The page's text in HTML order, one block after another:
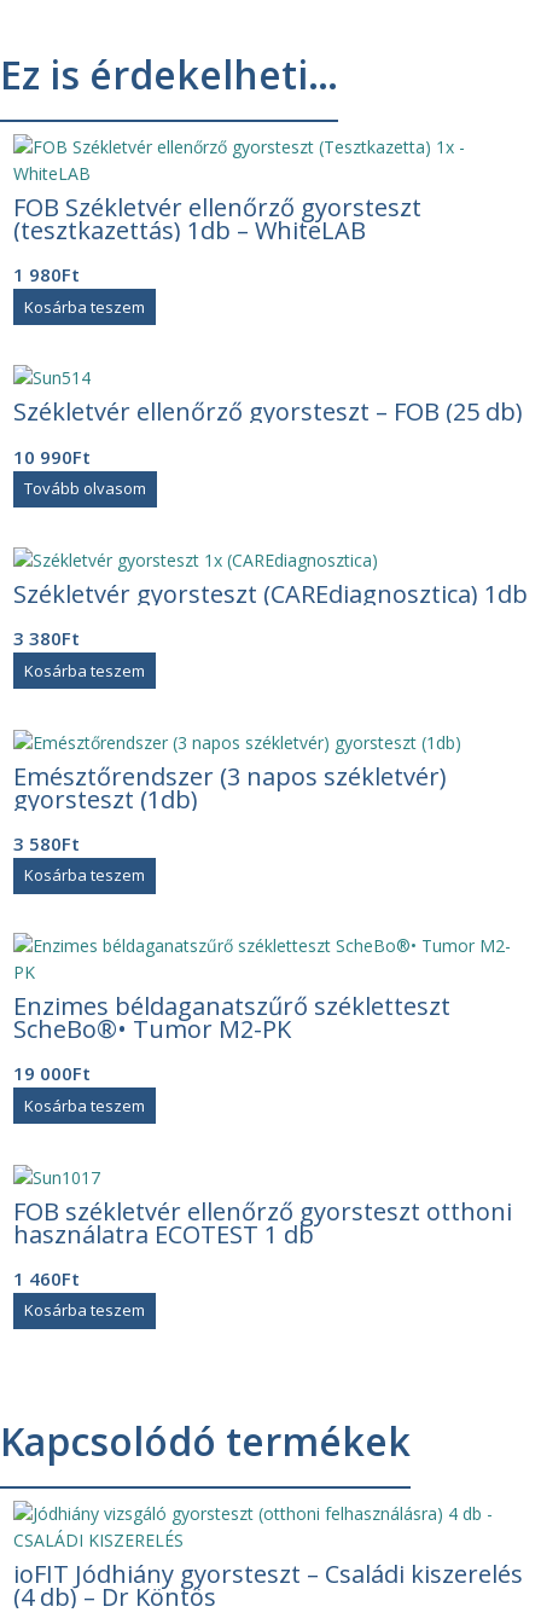
Ez is érdekelheti…
FOB Székletvér ellenőrző gyorsteszt
(tesztkazettás) 1db – WhiteLAB
1 980Ft
Kosárba teszem
Székletvér ellenőrző gyorsteszt – FOB (25 db)
10 990Ft
Tovább olvasom
Székletvér gyorsteszt (CAREdiagnosztica) 1db
3 380Ft
Kosárba teszem
Emésztőrendszer (3 napos székletvér)
gyorsteszt (1db)
3 580Ft
Kosárba teszem
Enzimes béldaganatszűrő székletteszt
ScheBo®• Tumor M2-PK
19 000Ft
Kosárba teszem
FOB székletvér ellenőrző gyorsteszt otthoni
használatra ECOTEST 1 db
1 460Ft
Kosárba teszem
Kapcsolódó termékek
ioFIT Jódhiány gyorsteszt – Családi kiszerelés
(4 db) – Dr Köntös